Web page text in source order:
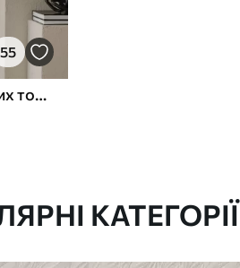
55
Сільський пейзаж у блакитних тонах з вівцями та деревами
КАТЕГОРІЇ